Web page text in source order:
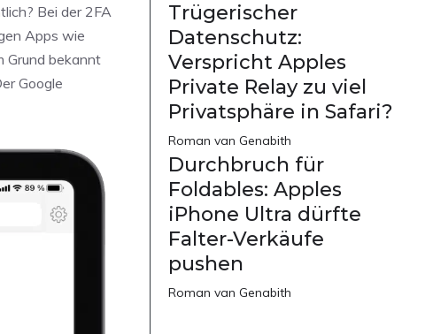
Bei der 2FA
Apps wie
Grund bekannt
Google
Trügerischer
Datenschutz:
Verspricht Apples
Private Relay zu viel
Privatsphäre in Safari?
Roman van Genabith
Durchbruch für
Foldables: Apples
iPhone Ultra dürfte
Falter-Verkäufe
pushen
Roman van Genabith